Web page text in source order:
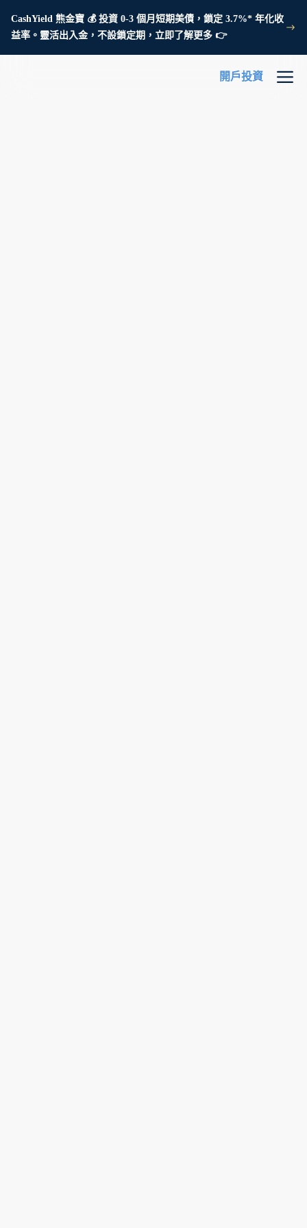
CashYield 熊金寶 💰 投資 0-3 個月短期美債，鎖定 3.7%* 年化收
益率。靈活出入金，不設鎖定期，立即了解更多 👉
開戶投資